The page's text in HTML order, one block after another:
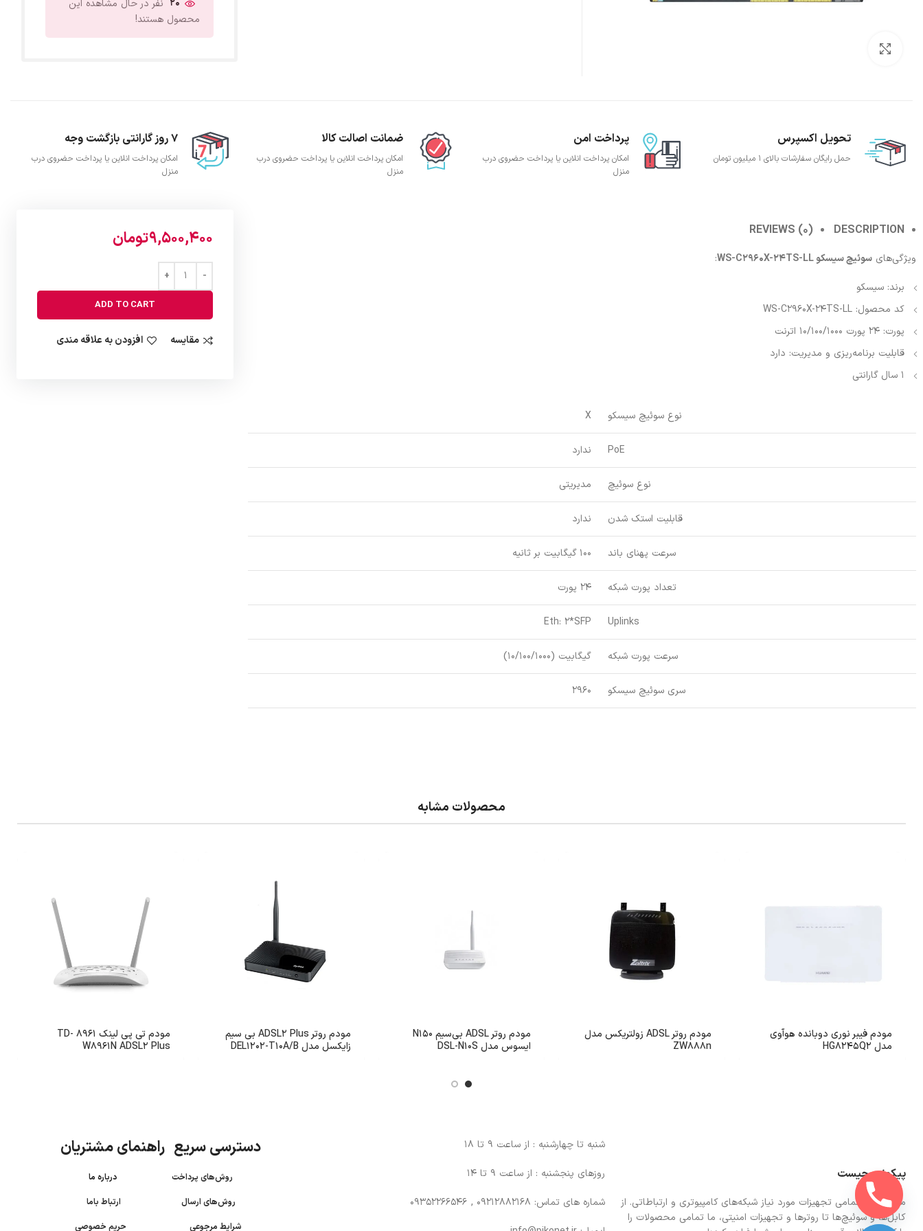
نفر در حال مشاهده این
محصول هستند!
تحویل اکسپرس
حمل رایگان سفارشات بالای 1 میلیون تومان
پرداخت امن
امکان پرداخت انلاین یا پرداخت حضروی درب
منزل
ضمانت اصالت کالا
امکان پرداخت انلاین یا پرداخت حضروی درب
منزل
7 روز گارانتی بازگشت وجه
امکان پرداخت انلاین یا پرداخت حضروی درب
منزل
DESCRIPTION
REVIEWS (0)
ویژگی‌های سوئیچ سیسکو WS-C2960X-24TS-LL
:
برند: سیسکو
کد محصول: WS-C2960X-24TS-LL
پورت: 24 پورت 10/100/1000 اترنت
قابلیت برنامه‌ریزی و مدیریت: دارد
1 سال گارانتی
نوع سوئیچ سیسکو X
PoE ندارد
نوع سوئیچ مدیریتی
قابلیت استک شدن ندارد
سرعت پهنای باند 100 گیگابیت بر ثانیه
تعداد پورت شبکه 24 پورت
Uplinks
Eth: 2*SFP
سرعت پورت شبکه گیگابیت (10/100/1000)
سری سوئیچ سیسکو 2960
9,500,400تومان
ADD TO CART
مقایسه افزودن به علاقه مندی
محصولات مشابه
مودم فیبر نوری دوبانده هوآوی
مدل HG8245Q2
مودم روتر ADSL زولتریکس مدل
ZW888n
مودم روتر ADSL بی‌سیم N150
ایسوس مدل DSL-N10S
مودم روتر ADSL2 Plus بی سیم
زایکسل مدل DEL1202-T10A/B
مودم تی پی لینک 8961 TD-
W8961N ADSL2 Plus
پیکونت چیست
ما در اینجا تمامی تجهیزات مورد نیاز شبکه‌های کامپیوتری و ارتباطاتی. از
کابل‌ها و سوئیچ‌ها تا روترها و تجهیزات امنیتی، ما تمامی محصولات را
شنبه تا چهارشنبه : از ساعت 9 تا 18
روزهای پنجشنبه : از ساعت 9 تا 14
شماره های تماس: 09212882168 , 09352266546
دسترسی سریع راهنمای مشتریان
روش‌های پرداختدرباره ما
روش‌های ارسال
ارتباط باما
شرایط مرجوعی
حریم خصوصی